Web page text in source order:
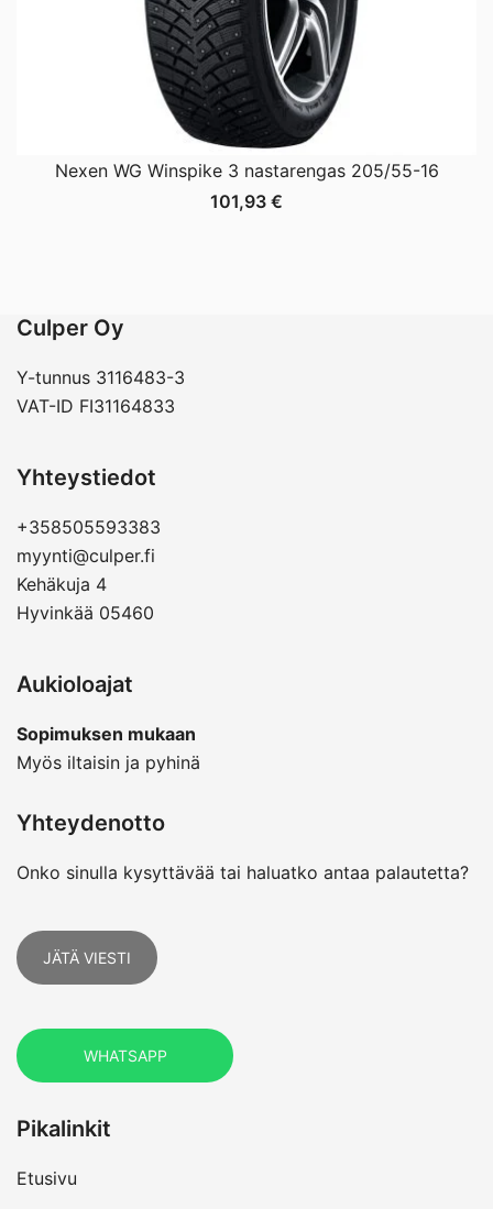
Nexen WG Winspike 3 nastarengas 205/55-16
101,93 €
Culper Oy
Y-tunnus 3116483-3
VAT-ID FI31164833
Yhteystiedot
+358505593383
myynti@culper.fi
Kehäkuja 4
Hyvinkää 05460
Aukioloajat
Sopimuksen mukaan
Myös iltaisin ja pyhinä
Yhteydenotto
Onko sinulla kysyttävää tai haluatko antaa palautetta?
JÄTÄ VIESTI
WHATSAPP
Pikalinkit
Etusivu